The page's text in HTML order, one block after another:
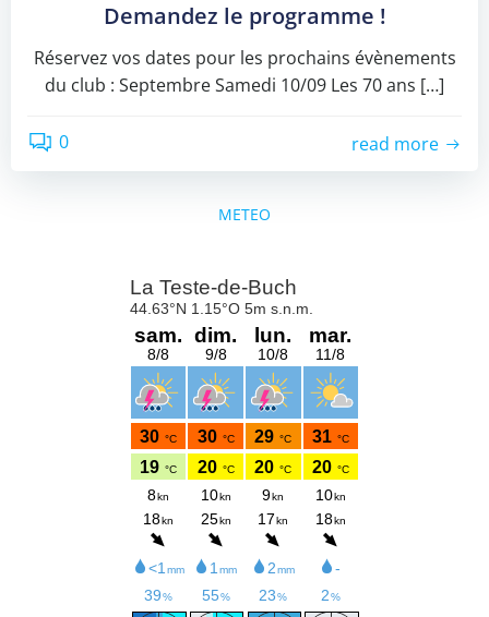
Demandez le programme !
Réservez vos dates pour les prochains évènements
du club : Septembre Samedi 10/09 Les 70 ans […]
0 read more
METEO